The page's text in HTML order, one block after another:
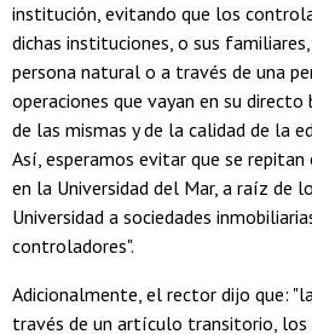
institución, evitando que los
dichas instituciones, o sus
persona natural o a través de una
operaciones que vayan en su
de las mismas y de la calidad de la
Así, esperamos evitar que se
en la Universidad del Mar, a raíz de
Universidad a sociedades
controladores".
Adicionalmente, el rector dijo que:
través de un artículo transitorio,